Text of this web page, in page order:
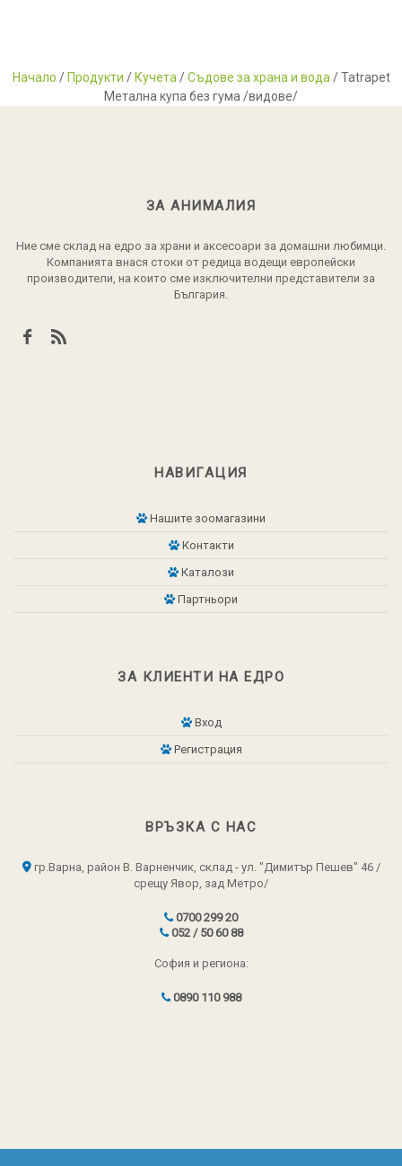
Начало / Продукти / Кучета /Съдове за храна и вода / Tatrapet
Метална купа без гума /видове/
ЗА АНИМАЛИЯ
Ние сме склад на едро за храни и аксесоари за домашни любимци.
Компанията внася стоки от редица водещи европейски
производители, на които сме изключителни представители за
България.
НАВИГАЦИЯ
Нашите зоомагазини
Контакти
Каталози
Партньори
ЗА КЛИЕНТИ НА ЕДРО
Вход
Регистрация
ВРЪЗКА С НАС
гр.Варна, район В. Варненчик, склад - ул. "Димитър Пешев" 46 /
срещу Явор, зад Метро/
0700 299 20
052 / 50 60 88
София и региона:
0890 110 988